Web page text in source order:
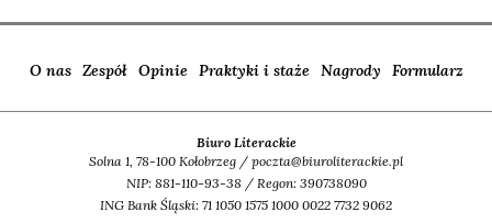
O nas Zespół Opinie Praktyki i staże Nagrody Formularz
Biuro Literackie
Solna 1, 78-100 Kołobrzeg / poczta@biuroliterackie.pl
NIP: 881-110-93-38 / Regon: 390738090
ING Bank Śląski: 71 1050 1575 1000 0022 7732 9062